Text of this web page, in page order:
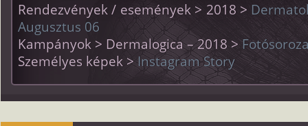
Rendezvények / események > 2018 >
Augusztus 06
Kampányok > Dermalogica – 2018 >
Személyes képek >Instagram Story